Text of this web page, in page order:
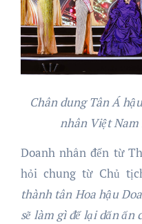
Chân dung Tân Á
nhân Việt Nam
Doanh nhân đến từ
hỏi chung từ Chủ
thành tân Hoa hậu
sẽ làm gì để lại dấn